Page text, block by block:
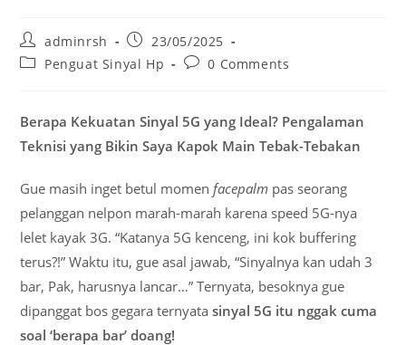
Post
author:
adminrsh
Post
published:
23/05/2025
PostPenguat Sinyal Hp
Post0 Comments
Berapa Kekuatan Sinyal 5G yang Ideal? Pengalaman
Teknisi yang Bikin Saya Kapok Main Tebak-Tebakan
Gue masih inget betul momen facepalm pas seorang
pelanggan nelpon marah-marah karena speed 5G-nya
lelet kayak 3G. “Katanya 5G kenceng, ini kok buffering
terus?!” Waktu itu, gue asal jawab, “Sinyalnya kan udah 3
bar, Pak, harusnya lancar…” Ternyata, besoknya gue
dipanggat bos gegara ternyatasinyal 5G itu nggak cuma
soal ‘berapa bar’ doang!